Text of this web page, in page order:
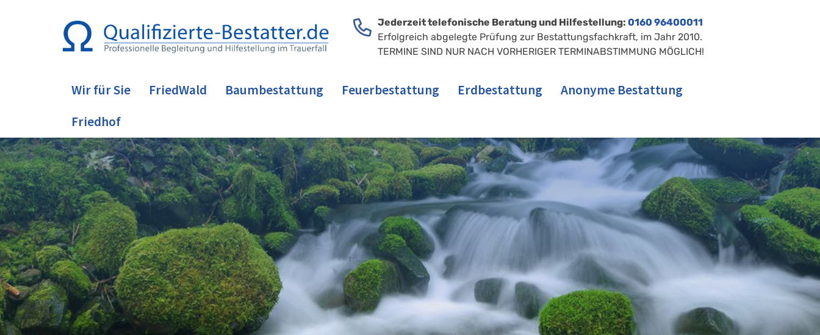
Jederzeit telefonische Beratung und Hilfestellung: 0160 96400011
Erfolgreich abgelegte Prüfung zur Bestattungsfachkraft, im Jahr 2010.
TERMINE SIND NUR NACH VORHERIGER TERMINABSTIMMUNG MÖGLICH!
Wir für Sie FriedWald Baumbestattung Feuerbestattung Erdbestattung
Anonyme Bestattung
Friedhof